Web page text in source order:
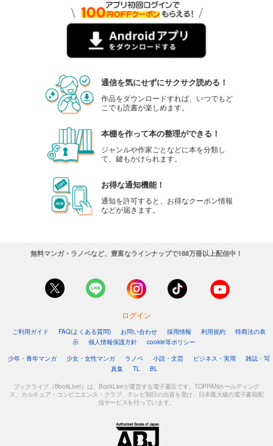
通信を気にせずにサクサク読める！
作品をダウンロードすれば、いつでもど
こでも読書が楽しめます。
本棚を作って本の整理ができる！
ジャンルや作家ごとなどに本を分類し
て、鍵もかけられます。
お得な通知機能！
通知を許可すると、お得なクーポン情報
などが届きます。
無料マンガ・ラノベなど、豊富なラインナップで188万冊以上配信中！
ログイン
ご利用ガイド FAQ(よくある質問) お問い合わせ 採用情報 利用規約
特商法の表
示
個人情報保護方針
cookie等ポリシー
少年・青年マンガ
少女・女性マンガ ラノベ 小説・文芸 ビジネス・実用
雑誌・写
真集
TL BL
ブックライブ（BookLive!）は、BookLiveが運営する電子書店です。TOPPANホールディング
ス、カルチュア・コンビニエンス・クラブ、テレビ朝日の出資を受け、日本最大級の電子書籍配
信サービスを行っています。